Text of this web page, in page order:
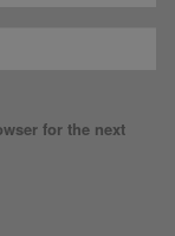
for the next